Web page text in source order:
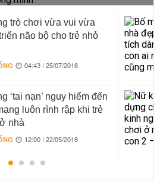
trò chơi vừa vui vừa
não bộ cho trẻ nhỏ
04:43 | 25/07/2018
‘tai nạn’ nguy hiểm đến
luôn rình rập khi trẻ
nhà
12:00 | 22/05/2018